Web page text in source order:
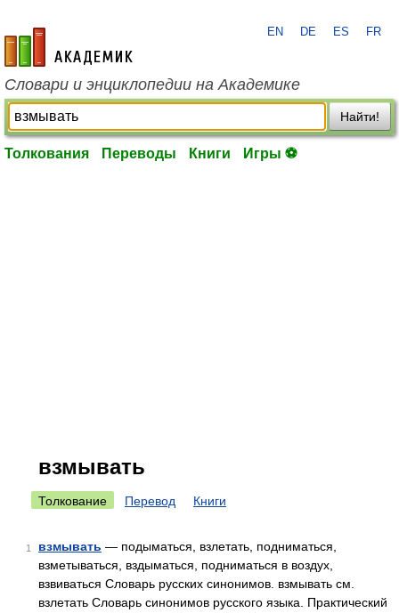
academic.ru
EN DE ES FR
Словари и энциклопедии на Академике
Найти!
Толкования Переводы Книги Игры ⚽
взмывать
Толкование Перевод Книги
1 взмывать — подыматься, взлетать, подниматься,
взметываться, вздыматься, подниматься в воздух,
взвиваться Словарь русских синонимов. взмывать см.
взлетать Словарь синонимов русского языка. Практический